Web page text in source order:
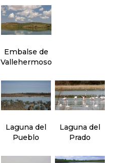
Embalse de
Vallehermoso
Laguna del
Pueblo
Laguna del
Prado